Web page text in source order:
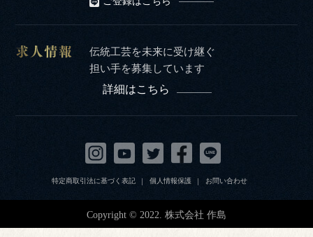
伝統工芸を未来に受け継ぐ
担い手を募集しています
詳細はこちら
特定商取引法に基づく表記 個人情報保護 お問い合わせ
Copyright © 2022. 株式会社 作島